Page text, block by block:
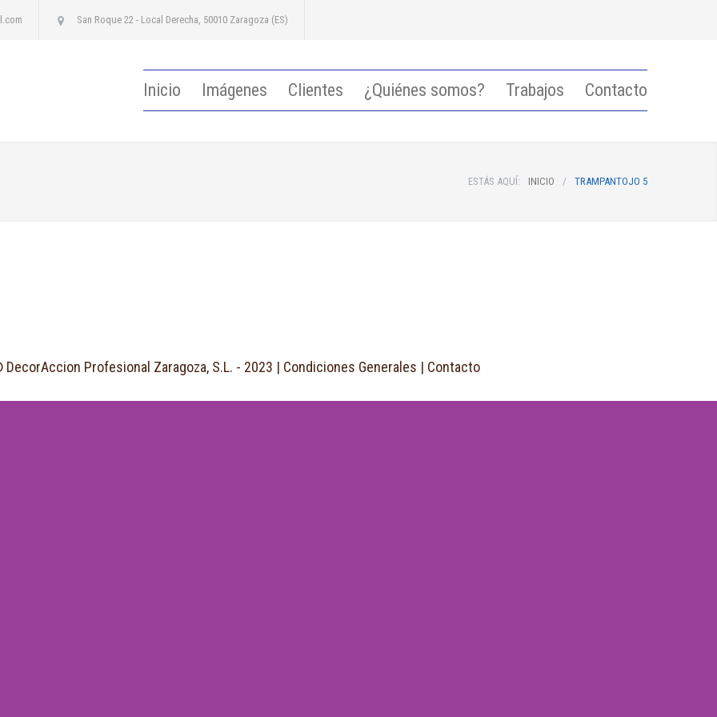
San Roque 22 - Local Derecha, 50010 Zaragoza (ES)
Inicio Imágenes Clientes ¿Quiénes somos? Trabajos Contacto
ESTÁS AQUÍ: INICIO / TRAMPANTOJO 5
Profesional Zaragoza, S.L. - 2023 | Condiciones Generales | Contacto